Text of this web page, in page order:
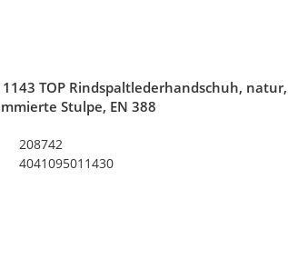
1143 TOP Rindspaltlederhandschuh, natur,
Stulpe, EN 388
208742
4041095011430